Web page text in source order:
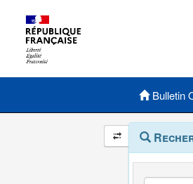
Menu principal
Bulletin
Navigation
et
outils
annexes
Menu
contextuel